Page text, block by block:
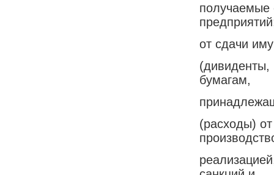
получаемые
от сдачи
бумагам,
(расходы)